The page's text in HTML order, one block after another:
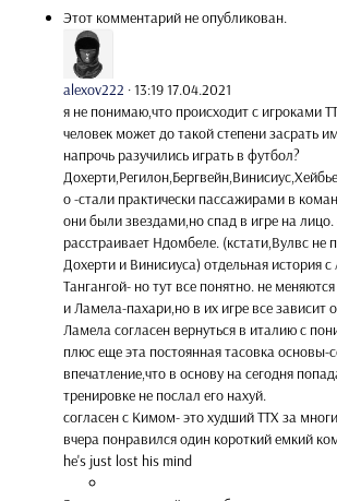
Этот комментарий не опубликован.
alexov222 ·13:19 17.04.2021
я не понимаю,что происходит с игроками
человек может до такой степени засрать
напрочь разучились играть в футбол?
о -стали практически пассажирами в
они были звездами,но спад в игре на
расстраивает Ндомбеле. (кстати,Вулвс не
Дохерти и Винисиуса) отдельная история
Тангангой- но тут все понятно. не
и Ламела-пахари,но в их игре все зависит
Ламела согласен вернуться в италию с
плюс еще эта постоянная тасовка основы-
впечатление,что в основу на сегодня
тренировке не послал его нахуй.
согласен с Кимом- это худший ТТХ за
вчера понравился один короткий емкий
he's just lost his mind